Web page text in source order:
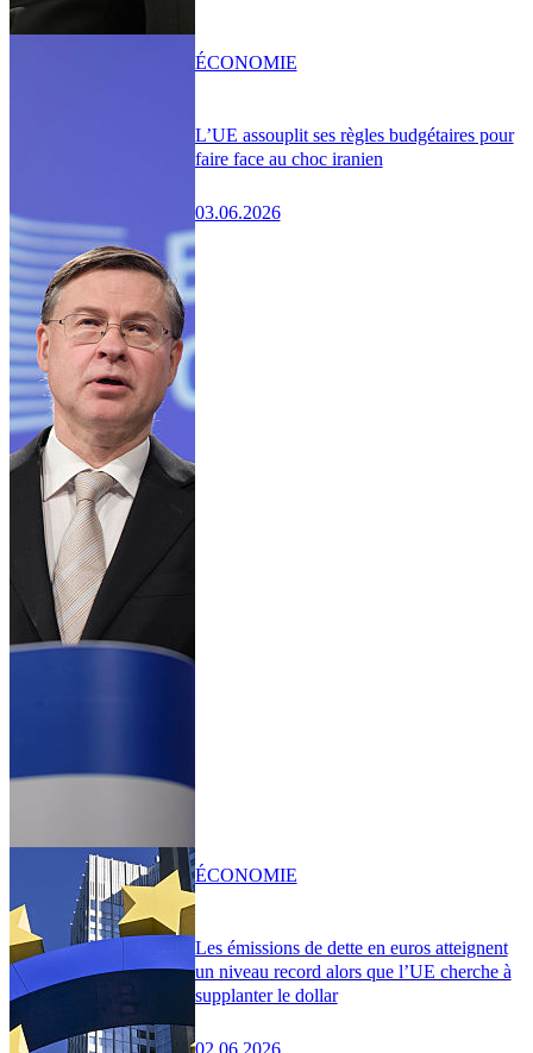
L’UE assouplit ses règles budgétaires pour
faire face au choc iranien
03.06.2026
ÉCONOMIE
Les émissions de dette en euros atteignent
un niveau record alors que l’UE cherche à
supplanter le dollar
ÉCONOMIE